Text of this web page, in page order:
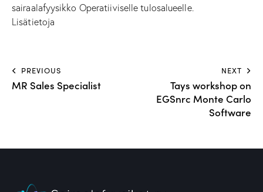
sairaalafyysikko Operatiiviselle tulosalueelle.
Lisätietoja
PREVIOUS
MR Sales Specialist
NEXT
Tays workshop on
EGSnrc Monte Carlo
Software